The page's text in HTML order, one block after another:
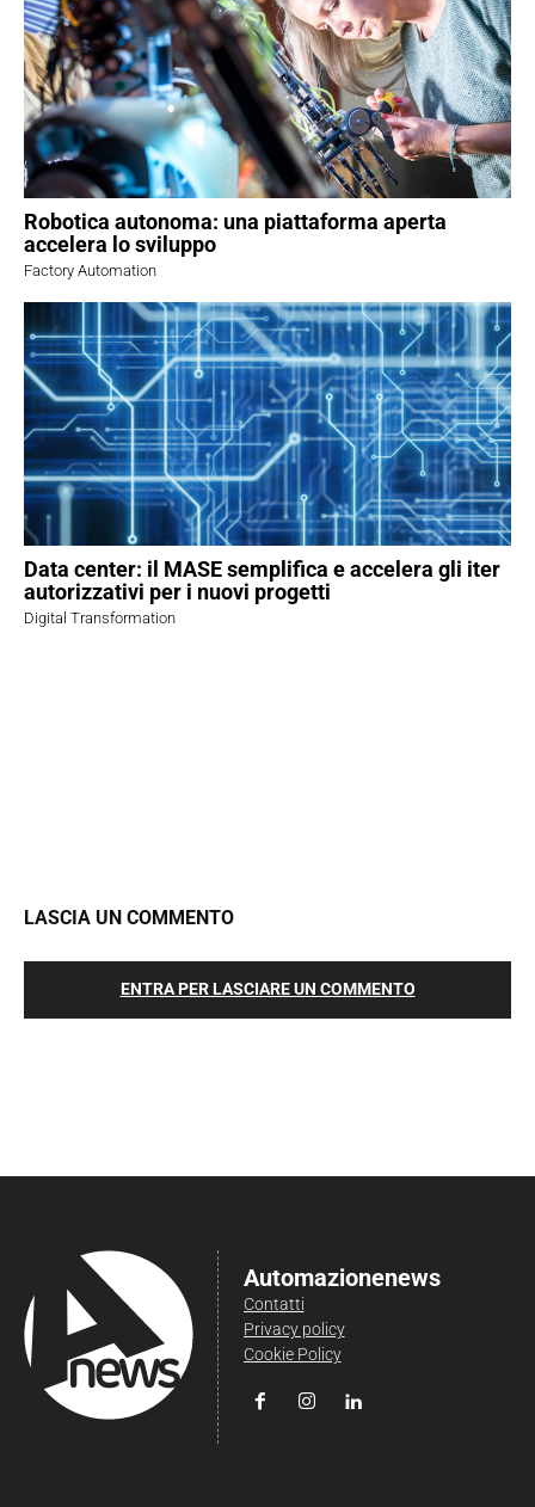
Robotica autonoma: una piattaforma aperta
accelera lo sviluppo
Factory Automation
Data center: il MASE semplifica e accelera gli iter
autorizzativi per i nuovi progetti
Digital Transformation
LASCIA UN COMMENTO
ENTRA PER LASCIARE UN COMMENTO
Automazionenews
Contatti
Privacy policy
Cookie Policy